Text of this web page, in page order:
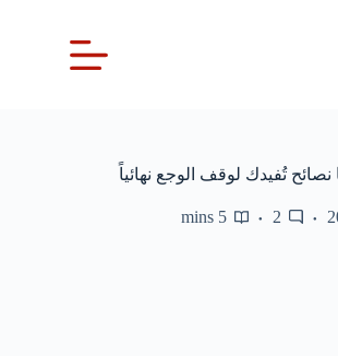
تُفيدك لوقف الوجع نهائياً
2
5 mins